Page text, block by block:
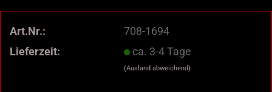
Art.Nr.:
708-1694
Lieferzeit:
ca. 3-4 Tage
(Ausland abweichend)